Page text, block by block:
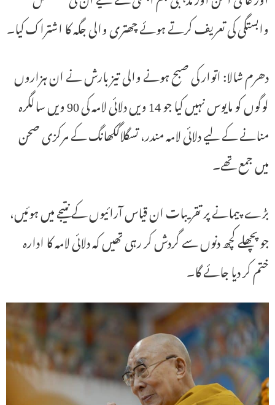
وابستگی کی تعریف کرتے ہوئے چھتری والی جگہ کا اشتراک کیا۔
دھرم شالا: اتوار کی صبح ہونے والی تیز بارش نے ان ہزاروں
لوگوں کو مایوس نہیں کیا جو 14 ویں دلائی لامہ کی 90 ویں سالگرہ
منانے کے لیے دلائی لامہ مندر، تسگلاگکھانگ کے مرکزی صحن
میں جمع تھے۔
بڑے پیمانے پر تقریبات ان قیاس آرائیوں کے نتیجے میں ہوئیں،
جو پچھلے کچھ دنوں سے گردش کر رہی تھیں کہ دلائی لامہ کا ادارہ
ختم کر دیا جائے گا۔